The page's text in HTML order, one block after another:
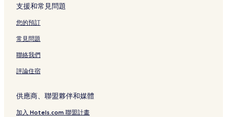
支援和常見問題
您的預訂
常見問題
聯絡我們
評論住宿
供應商、聯盟夥伴和媒體
加入 Hotels.com 聯盟計畫